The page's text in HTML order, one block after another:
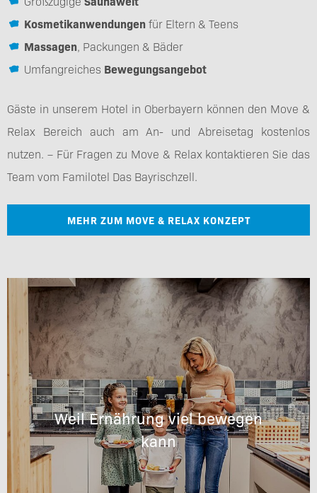
Kosmetikanwendungenfür Eltern & Teens
Massagen, Packungen & Bäder
Umfangreiches Bewegungsangebot
Gäste in unserem Hotel in Oberbayern können den Move &
Relax Bereich auch am An- und Abreisetag kostenlos
nutzen. – Für Fragen zu Move & Relax kontaktieren Sie das
Team vom Familotel Das Bayrischzell.
MEHR ZUM MOVE & RELAX KONZEPT
Weil Ernährung viel bewegen
kann